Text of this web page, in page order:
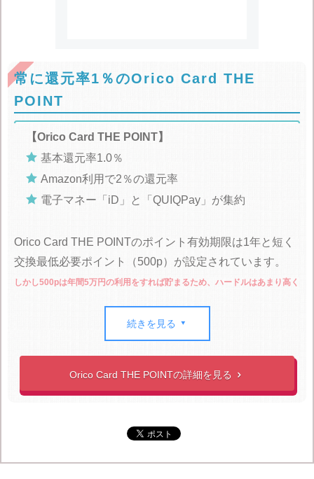
常に還元率1％のOrico Card THE
POINT
【Orico Card THE POINT】
 基本還元率1.0％
 Amazon利用で2％の還元率
 電子マネー「iD」と「QUIQPay」が集約
Orico Card THE POINTのポイント有効期限は1年と短く
交換最低必要ポイント（500p）が設定されています。
しかし500pは年間5万円の利用をすれば貯まるため、ハードルはあまり高く
オリコモール経由でAmazonを利用すると得られる
→業界において基本還元率が2～3％というのは他ではあり得ません。
続きを見る 
Orico Card THE POINTの詳細を見る 